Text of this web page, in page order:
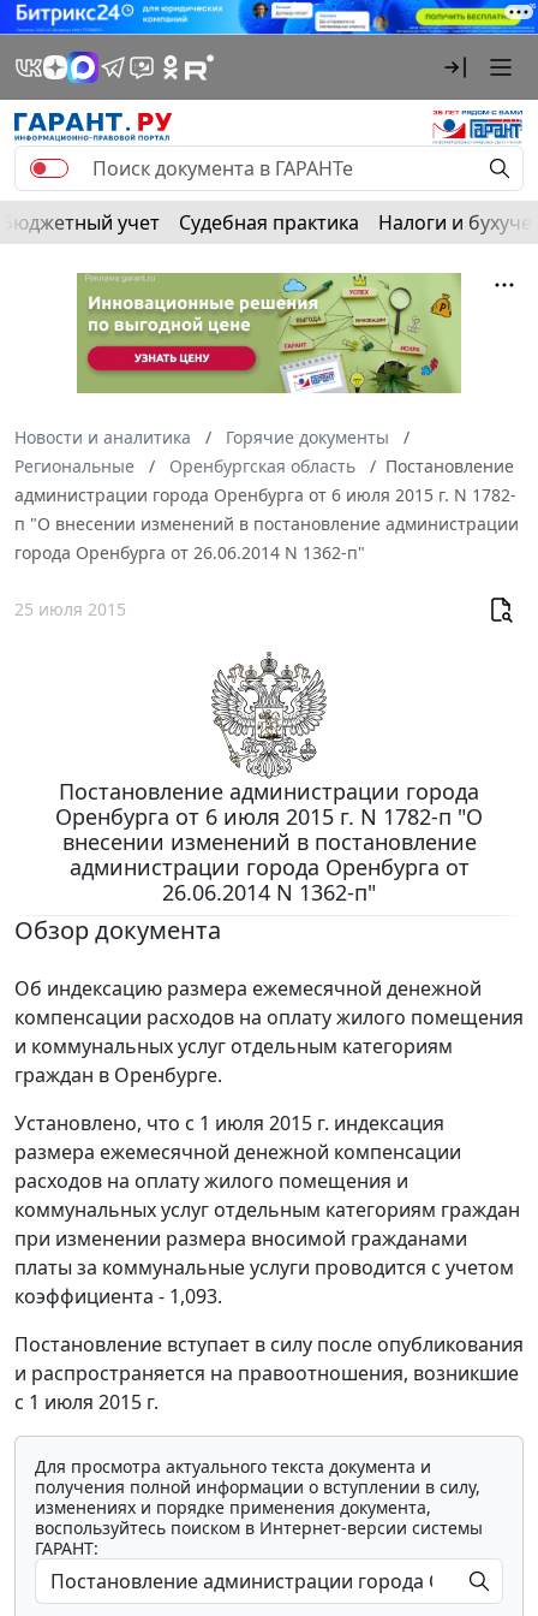
Бюджетный учет Судебная практика Налоги и
Новости и аналитика
Горячие документы
Региональные
Оренбургская область
Постановление
администрации города Оренбурга от 6 июля 2015 г. N 1782-
п "О внесении изменений в постановление администрации
города Оренбурга от 26.06.2014 N 1362-п"
25 июля 2015
Постановление администрации города
Оренбурга от 6 июля 2015 г. N 1782-п "О
внесении изменений в постановление
администрации города Оренбурга от
26.06.2014 N 1362-п"
Обзор документа
Об индексацию размера ежемесячной денежной
компенсации расходов на оплату жилого помещения
и коммунальных услуг отдельным категориям
граждан в Оренбурге.
Установлено, что с 1 июля 2015 г. индексация
размера ежемесячной денежной компенсации
расходов на оплату жилого помещения и
коммунальных услуг отдельным категориям граждан
при изменении размера вносимой гражданами
платы за коммунальные услуги проводится с учетом
коэффициента - 1,093.
Постановление вступает в силу после опубликования
и распространяется на правоотношения, возникшие
с 1 июля 2015 г.
Для просмотра актуального текста документа и
получения полной информации о вступлении в силу,
изменениях и порядке применения документа,
воспользуйтесь поиском в Интернет-версии системы
ГАРАНТ: